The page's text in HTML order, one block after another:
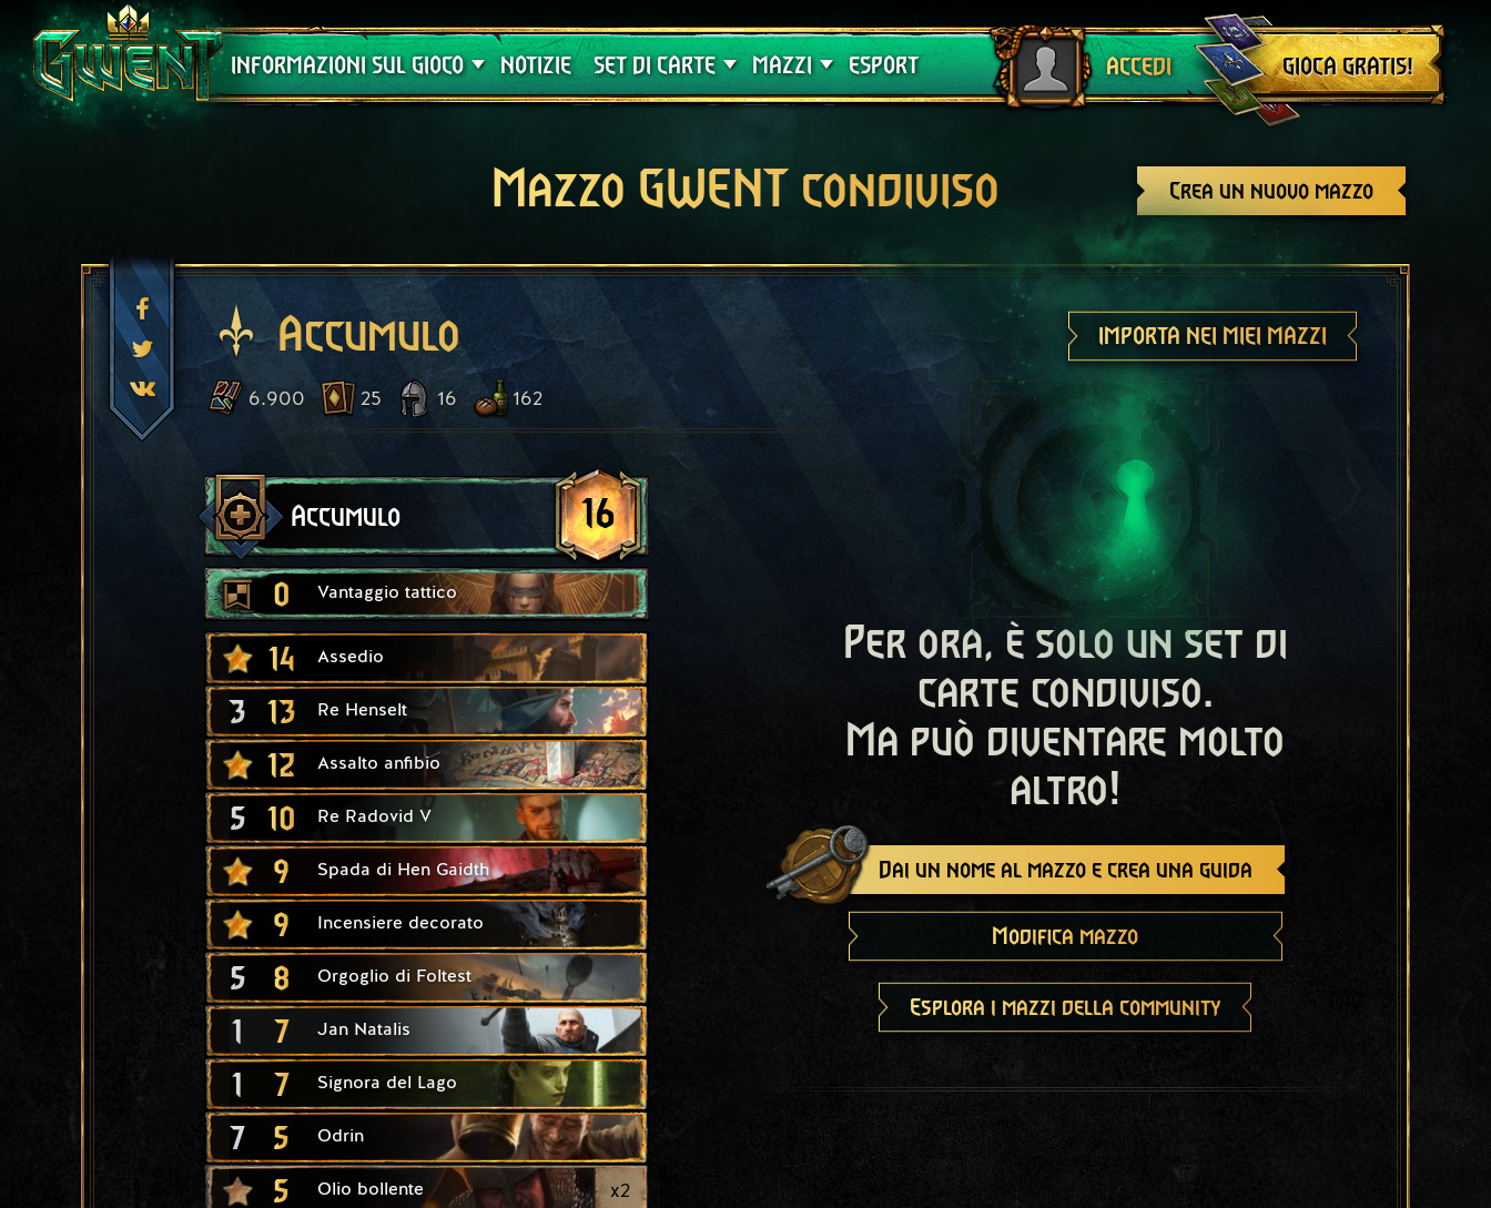
INFORMAZIONI SUL GIOCO
Assistenza
NOTIZIE SET DI CARTE
Crimson Curse
MAZZI
Guide
ESPORT ACCEDI
Esci
GIOCA GRATIS!
Crea un nuovo mazzo
Mazzo GWENT condiviso
Accumulo IMPORTA NEI MIEI MAZZI
6.900 25 16 162
Accumulo 16
0 Vantaggio tattico
14 Assedio
3 13 Re Henselt
12 Assalto anfibio
5 10 Re Radovid V
9 Spada di Hen Gaidth
9 Incensiere decorato
5 8 Orgoglio di Foltest
1 7 Jan Natalis
1 7 Signora del Lago
7 5 Odrin
5 Olio bollente x2
Per ora, è solo un set di
carte condiviso.
Ma può diventare molto
altro!
Dai un nome al mazzo e crea una guida
Modifica mazzo
Esplora i mazzi della community